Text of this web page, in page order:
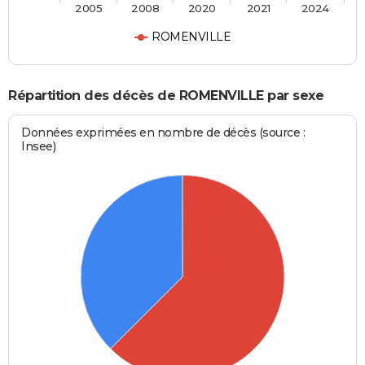
ROMENVILLE
2005 2008 2020 2021 2024
Répartition des décès de ROMENVILLE par sexe
Données exprimées en nombre de décès (source :
Insee)